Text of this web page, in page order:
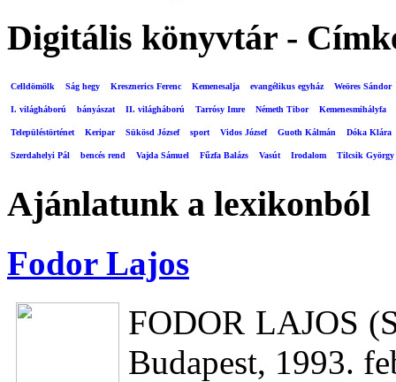
Digitális könyvtár -
Celldömölk Ság hegy Kresznerics Ferenc Kemenesalja evangélikus egyház Weöres Sándor
I. világháború bányászat II. világháború Tarrósy Imre Németh Tibor Kemenesmihályfa
Településtörténet Keripar Sükösd József sport Vidos József Guoth Kálmán Dóka Klára
Szerdahelyi Pál bencés rend Vajda Sámuel Fűzfa Balázs Vasút Irodalom Tilcsik György
Ajánlatunk a lexikonból
Fodor Lajos
FODOR LAJOS
Budapest, 1993.